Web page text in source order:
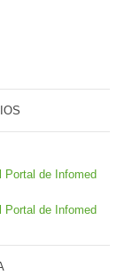
Portal de Infomed
Portal de Infomed